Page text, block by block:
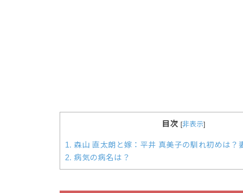
目次 [非表示]
1. 森山 直太朗と嫁：平井 真美子の馴れ初めは？
2. 病気の病名は？